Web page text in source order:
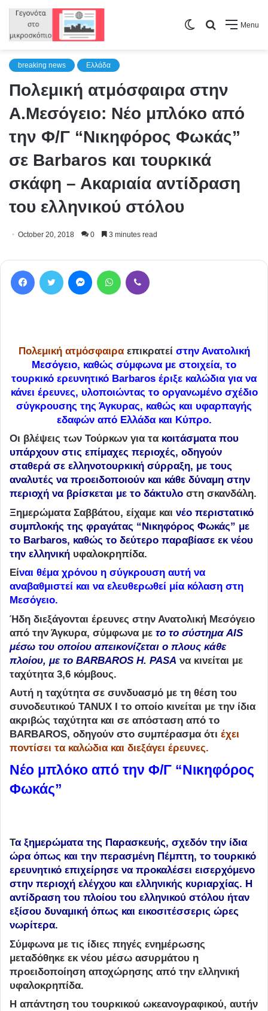
Menu
Search
Switch
breaking news Ελλάδα
Πολεμική ατμόσφαιρα στην
Α.Μεσόγειο: Νέο μπλόκο από
την Φ/Γ “Νικηφόρος Φωκάς”
σε Barbaros και τουρκικά
σκάφη – Ακαριαία αντίδραση
του ελληνικού στόλου
October 20, 2018 0 3 minutes read
Πολεμική ατμόσφαιραεπικρατεί στην Ανατολική
Μεσόγειο, καθώς σύμφωνα με στοιχεία, το
τουρκικό ερευνητικό Barbaros έριξε καλώδια για να
κάνει έρευνες, υλοποιώντας το οργανωμένο σχέδιο
σύγκρουσης της Άγκυρας, καθώς και υφαρπαγής
εδαφών από Ελλάδα και Κύπρο.
Οι βλέψεις των Τούρκων για τα κοιτάσματα που
υπάρχουν στις επίμαχες περιοχές, οδηγούν
σταθερά σε ελληνοτουρκική σύρραξη, με τους
αναλυτές να προειδοποιούν και κάθε δύναμη στην
περιοχή να βρίσκεται με το δάκτυλο στη σκανδάλη.
Ξημερώματα Σαββάτου, είχαμε και νέο περιστατικό
συμπλοκής της φραγάτας “Νικηφόρος Φωκάς” με
το Barbaros, καθώς το δεύτερο παραβίασε εκ νέου
την ελληνική υφαλοκρηπίδα.
Είναι θέμα χρόνου η σύγκρουση αυτή να
αναβαθμιστεί και να ελευθερωθεί μία κόλαση στη
Μεσόγειο.
Ήδη διεξάγονται έρευνες στην Ανατολική Μεσόγειο
από την Άγκυρα, σύμφωνα με το το σύστημα ΑΙS
μέσω του οποίου απεικονίζεται ο πλους κάθε
πλοίου, με το ΒARBAROS H. PASA να κινείται με
ταχύτητα 3,6 κόμβους.
Αυτή η ταχύτητα σε συνδυασμό με τη θέση του
συνοδευτικού TANUX I το οποίο κινείται με την ίδια
ακριβώς ταχύτητα και σε απόσταση από το
BARBAROS, οδηγούν στο συμπέρασμα ότι έχει
ποντίσει τα καλώδια και διεξάγει έρευνες.
Νέο μπλόκο από την Φ/Γ “Νικηφόρος
Φωκάς”
Τα ξημερώματα της Παρασκευής, σχεδόν την ίδια
ώρα όπως και την περασμένη Πέμπτη, το τουρκικό
ερευνητικό επιχείρησε να προκαλέσει εισερχόμενο
στην περιοχή ελέγχου και ελληνικής κυριαρχίας. Η
αντίδραση του πλοίου του ελληνικού στόλου ήταν
εξίσου δυναμική όπως και εικοσιτέσσερις ώρες
νωρίτερα.
Σύμφωνα με τις ίδιες πηγές ενημέρωσης
μεταδόθηκε εκ νέου μέσω ασυρμάτου η
προειδοποίηση αποχώρησης από την ελληνική
υφαλοκρηπίδα.
Η απάντηση του τουρκικού ωκεανογραφικού, αυτήν